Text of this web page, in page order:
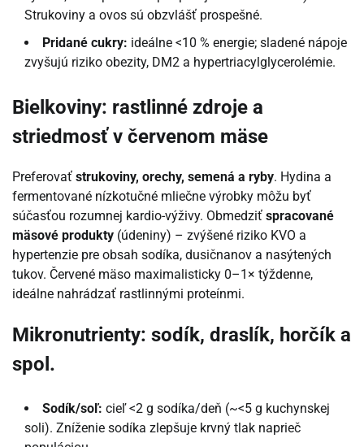
Strukoviny a ovos sú obzvlášť prospešné.
Pridané cukry: ideálne <10 % energie; sladené nápoje
zvyšujú riziko obezity, DM2 a hypertriacylglycerolémie.
Bielkoviny: rastlinné zdroje a
striedmosť v červenom mäse
Preferovať strukoviny, orechy, semená a ryby. Hydina a
fermentované nízkotučné mliečne výrobky môžu byť
súčasťou rozumnej kardio-výživy. Obmedziť spracované
mäsové produkty (údeniny) – zvýšené riziko KVO a
hypertenzie pre obsah sodíka, dusičnanov a nasýtených
tukov. Červené mäso maximalisticky 0–1× týždenne,
ideálne nahrádzať rastlinnými proteínmi.
Mikronutrienty: sodík, draslík, horčík a
spol.
Sodík/soľ: cieľ <2 g sodíka/deň (~<5 g kuchynskej
soli). Zníženie sodíka zlepšuje krvný tlak naprieč